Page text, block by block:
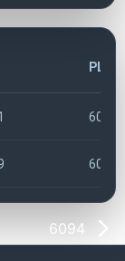
PLZ
6091
6091
6094